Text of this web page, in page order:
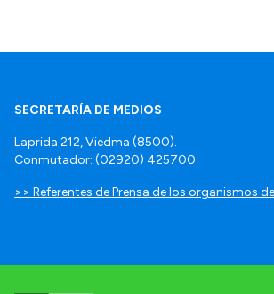
SECRETARÍA DE MEDIOS
Laprida 212, Viedma (8500).
Conmutador: (02920) 425700
>> Referentes de Prensa de los organismos